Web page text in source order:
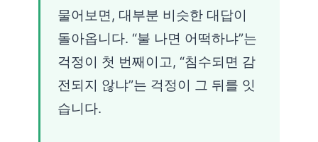
물어보면, 대부분 비슷한 대답이
돌아옵니다. “불 나면 어떡하냐”는
걱정이 첫 번째이고, “침수되면 감
전되지 않냐”는 걱정이 그 뒤를 잇
습니다.